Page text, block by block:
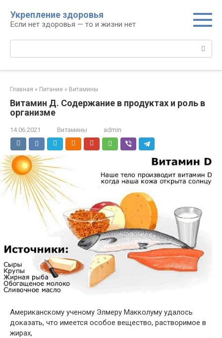
контенту
Укрепление здоровья
Если нет здоровья — то и жизни нет
Поиск:
Главная » Питание » Витамины
Витамин Д. Содержание в продуктах и роль в
организме
14.06.2021 Витамины admin
Американскому ученому Элмеру Макколуму удалось
доказать, что имеется особое вещество, растворимое в
жирах,